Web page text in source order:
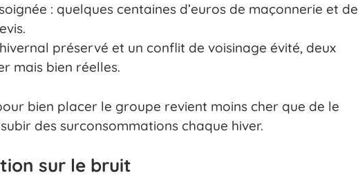
: quelques centaines d’euros de maçonnerie et de
préservé et un conflit de voisinage évité, deux
mais bien réelles.
bien placer le groupe revient moins cher que de le
des surconsommations chaque hiver.
sur le bruit